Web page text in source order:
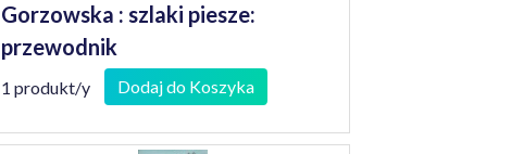
Gorzowska : szlaki piesze:
przewodnik
1 produkt/y Dodaj do Koszyka